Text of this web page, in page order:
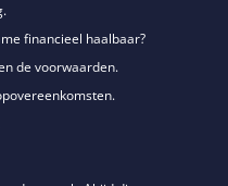
financieel haalbaar?
de voorwaarden.